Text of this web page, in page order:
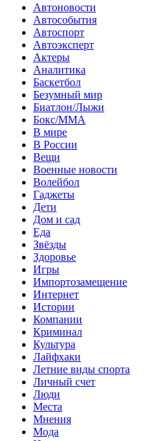
Автоновости
Автособытия
Автоспорт
Автоэксперт
Актеры
Аналитика
Баскетбол
Безумный мир
Биатлон/Лыжи
Бокс/MMA
В мире
В России
Вещи
Военные новости
Волейбол
Гаджеты
Дети
Дом и сад
Еда
Звёзды
Здоровье
Игры
Импортозамещение
Интернет
Истории
Компании
Криминал
Культура
Лайфхаки
Летние виды спорта
Личный счет
Люди
Места
Мнения
Мода